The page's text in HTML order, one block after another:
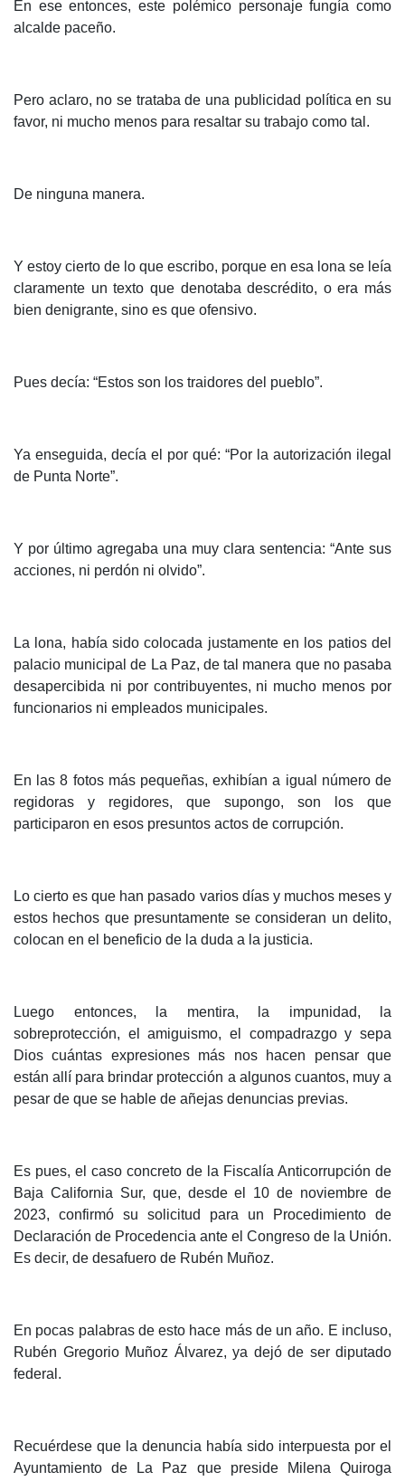
En ese entonces, este polémico personaje fungía como
alcalde paceño.
Pero aclaro, no se trataba de una publicidad política en su
favor, ni mucho menos para resaltar su trabajo como tal.
De ninguna manera.
Y estoy cierto de lo que escribo, porque en esa lona se leía
claramente un texto que denotaba descrédito, o era más
bien denigrante, sino es que ofensivo.
Pues decía: “Estos son los traidores del pueblo”.
Ya enseguida, decía el por qué: “Por la autorización ilegal
de Punta Norte”.
Y por último agregaba una muy clara sentencia: “Ante sus
acciones, ni perdón ni olvido”.
La lona, había sido colocada justamente en los patios del
palacio municipal de La Paz, de tal manera que no pasaba
desapercibida ni por contribuyentes, ni mucho menos por
funcionarios ni empleados municipales.
En las 8 fotos más pequeñas, exhibían a igual número de
regidoras y regidores, que supongo, son los que
participaron en esos presuntos actos de corrupción.
Lo cierto es que han pasado varios días y muchos meses y
estos hechos que presuntamente se consideran un delito,
colocan en el beneficio de la duda a la justicia.
Luego entonces, la mentira, la impunidad, la
sobreprotección, el amiguismo, el compadrazgo y sepa
Dios cuántas expresiones más nos hacen pensar que
están allí para brindar protección a algunos cuantos, muy a
pesar de que se hable de añejas denuncias previas.
Es pues, el caso concreto de la Fiscalía Anticorrupción de
Baja California Sur, que, desde el 10 de noviembre de
2023, confirmó su solicitud para un Procedimiento de
Declaración de Procedencia ante el Congreso de la Unión.
Es decir, de desafuero de Rubén Muñoz.
En pocas palabras de esto hace más de un año. E incluso,
Rubén Gregorio Muñoz Álvarez, ya dejó de ser diputado
federal.
Recuérdese que la denuncia había sido interpuesta por el
Ayuntamiento de La Paz que preside Milena Quiroga